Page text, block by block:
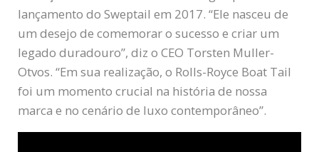
lançamento do Sweptail em 2017. “Ele nasceu de
um desejo de comemorar o sucesso e criar um
legado duradouro”, diz o CEO Torsten Muller-
Otvos. “Em sua realização, o Rolls-Royce Boat Tail
foi um momento crucial na história de nossa
marca e no cenário de luxo contemporâneo”.